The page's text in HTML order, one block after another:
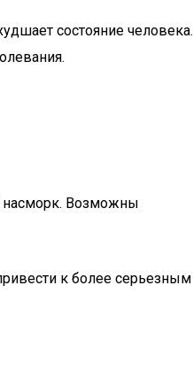
состояние человека.
насморк. Возможны
к более серьезным